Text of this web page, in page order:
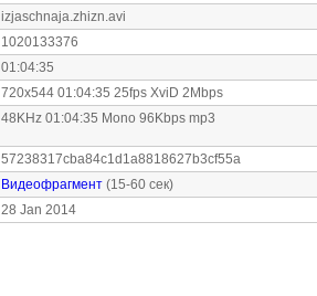
izjaschnaja.zhizn.avi
1020133376
01:04:35
720x544 01:04:35 25fps XviD 2Mbps
48KHz 01:04:35 Mono 96Kbps mp3
57238317cba84c1d1a8818627b3cf55a
Видеофрагмент (15-60 сек)
28 Jan 2014